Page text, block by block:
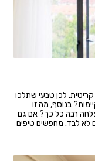
קריטית. לכן טבעי שתלכו
בנוסף, מה זו
רבה כל כך? אם גם
לבד. מחפשים טיפים